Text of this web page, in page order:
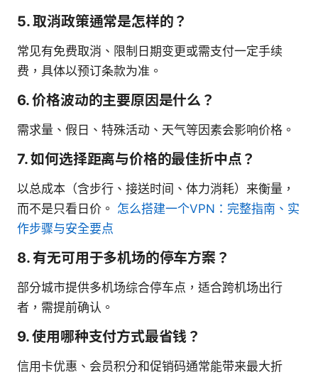
5. 取消政策通常是怎样的？
常见有免费取消、限制日期变更或需支付一定手续
费，具体以预订条款为准。
6. 价格波动的主要原因是什么？
需求量、假日、特殊活动、天气等因素会影响价格。
7. 如何选择距离与价格的最佳折中点？
以总成本（含步行、接送时间、体力消耗）来衡量，
而不是只看日价。 怎么搭建一个VPN：完整指南、实
作步骤与安全要点
8. 有无可用于多机场的停车方案？
部分城市提供多机场综合停车点，适合跨机场出行
者，需提前确认。
9. 使用哪种支付方式最省钱？
信用卡优惠、会员积分和促销码通常能带来最大折